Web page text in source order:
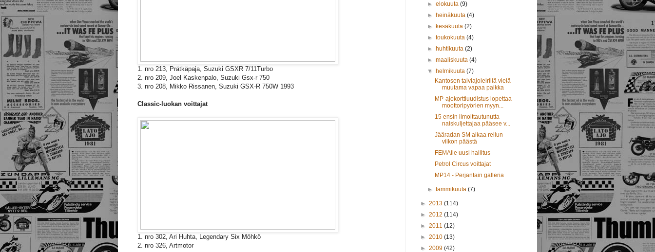
1. nro 213, Prätkäpaja, Suzuki GSXR 7/11Turbo
2. nro 209, Joel Kaskenpalo, Suzuki Gsx-r 750
3. nro 208, Mikko Rissanen, Suzuki GSX-R 750W 1993
Classic-luokan voittajat
1. nro 302, Ari Huhta, Legendary Six Möhkö
2. nro 326, Artmotor
►elokuuta(9)
► heinäkuuta(4)
► kesäkuuta(2)
►toukokuuta(4)
► huhtikuuta(2)
►maaliskuuta(4)
▼ helmikuuta(7)
Kantosen talviajoleirillä vielä
muutama vapaa paikka
MP-ajokorttiuudistus lopettaa
moottoripyörien myyn...
15 ensin ilmoittautunutta
naiskuljettajaa pääsee v...
Jääradan SM alkaa reilun
viikon päästä
FEMAlle uusi hallitus
Petrol Circus voittajat
MP14 - Perjantain galleria
►tammikuuta(7)
► 2013 (114)
► 2012 (114)
► 2011 (12)
► 2010 (13)
► 2009 (42)